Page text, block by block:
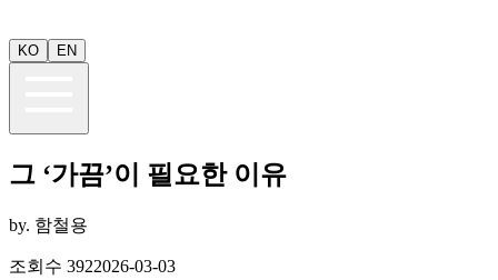
KO EN
그 ‘가끔’이 필요한 이유
by. 함철용
조회수 3922026-03-03